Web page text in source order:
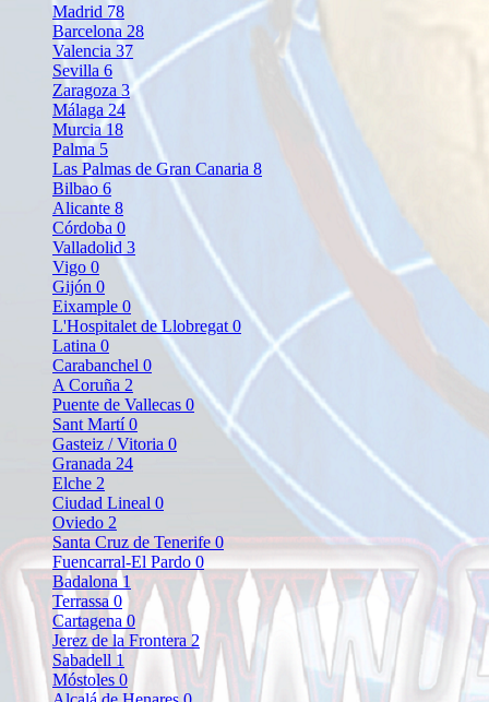
Madrid 78
Barcelona 28
Valencia 37
Sevilla 6
Zaragoza 3
Málaga24
Murcia18
Palma 5
Las Palmas de Gran Canaria 8
Bilbao 6
Alicante 8
Córdoba 0
Valladolid 3
Vigo 0
Gijón 0
Eixample 0
L'Hospitalet de Llobregat 0
Latina 0
Carabanchel 0
A Coruña 2
Puente de Vallecas 0
Sant Martí0
Gasteiz / Vitoria 0
Granada 24
Elche 2
Ciudad Lineal 0
Oviedo 2
Santa Cruz de Tenerife0
Fuencarral-El Pardo 0
Badalona 1
Terrassa 0
Cartagena 0
Jerez de la Frontera 2
Sabadell 1
Móstoles0